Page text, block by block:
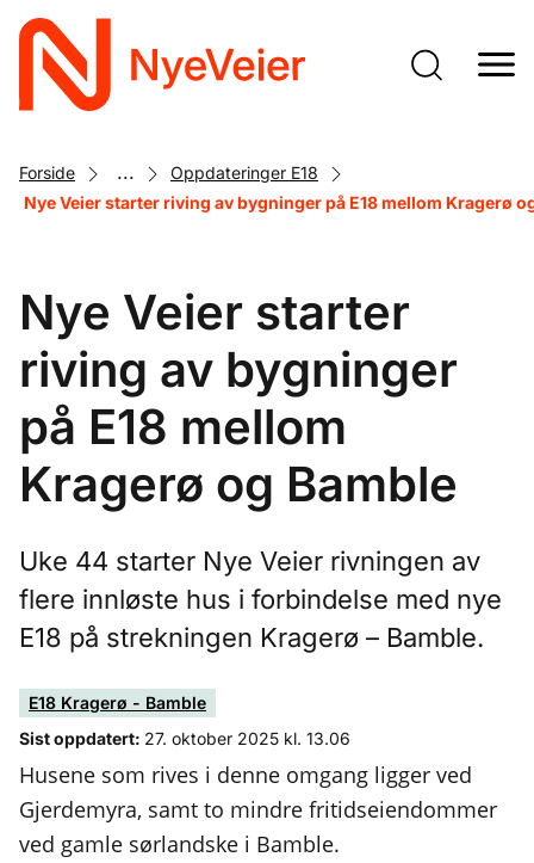
Gå
Forside ...
Oppdateringer E18
Nye Veier starter riving av bygninger på E18 mellom Kragerø
Nye Veier starter
riving av bygninger
på E18 mellom
Kragerø og Bamble
Uke 44 starter Nye Veier rivningen av
flere innløste hus i forbindelse med nye
E18 på strekningen Kragerø – Bamble.
E18 Kragerø - Bamble
Sist oppdatert: 27. oktober 2025 kl. 13.06
Husene som rives i denne omgang ligger ved
Gjerdemyra, samt to mindre fritidseiendommer
ved gamle sørlandske i Bamble.